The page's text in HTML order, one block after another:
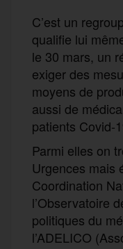
C’est un
qualifie lui
le 30 mars, un
exiger des
moyens de
aussi de
patients Covid-
Parmi elles on
Urgences mais
Coordination
l’Observatoire
politiques du
l’ADELICO